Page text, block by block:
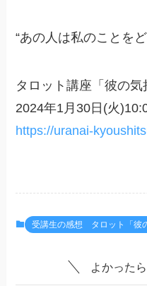
“あの人は私のことを
タロット講座「彼の気
2024年1月30日(火
https://uranai-
受講生の感想 タロット「彼
よかった